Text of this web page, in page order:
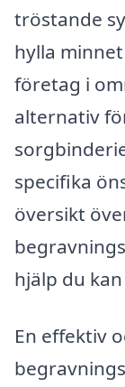
tröstande
hylla
företag i
alternativ
specifika
översikt
hjälp du
En effektiv